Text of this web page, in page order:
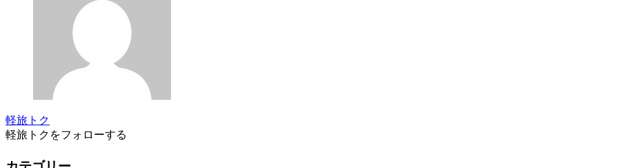
軽旅トク
軽旅トクをフォローする